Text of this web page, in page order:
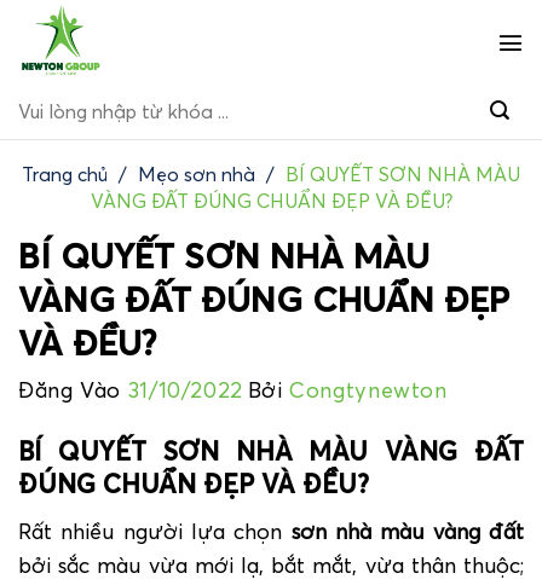
dung
Trang chủ / Mẹo sơn nhà /
BÍ QUYẾT SƠN NHÀ MÀU
VÀNG ĐẤT ĐÚNG CHUẨN ĐẸP VÀ ĐỀU?
BÍ QUYẾT SƠN NHÀ MÀU
VÀNG ĐẤT ĐÚNG CHUẨN ĐẸP
VÀ ĐỀU?
Đăng Vào 31/10/2022 BởiCongtynewton
BÍ QUYẾT SƠN NHÀ MÀU VÀNG ĐẤT
ĐÚNG CHUẨN ĐẸP VÀ ĐỀU?
Rất nhiều người lựa chọn sơn nhà màu vàng đất
bởi sắc màu vừa mới lạ, bắt mắt, vừa thân thuộc;